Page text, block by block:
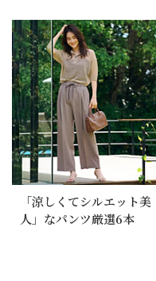
「涼しくてシルエット美
人」なパンツ厳選6本